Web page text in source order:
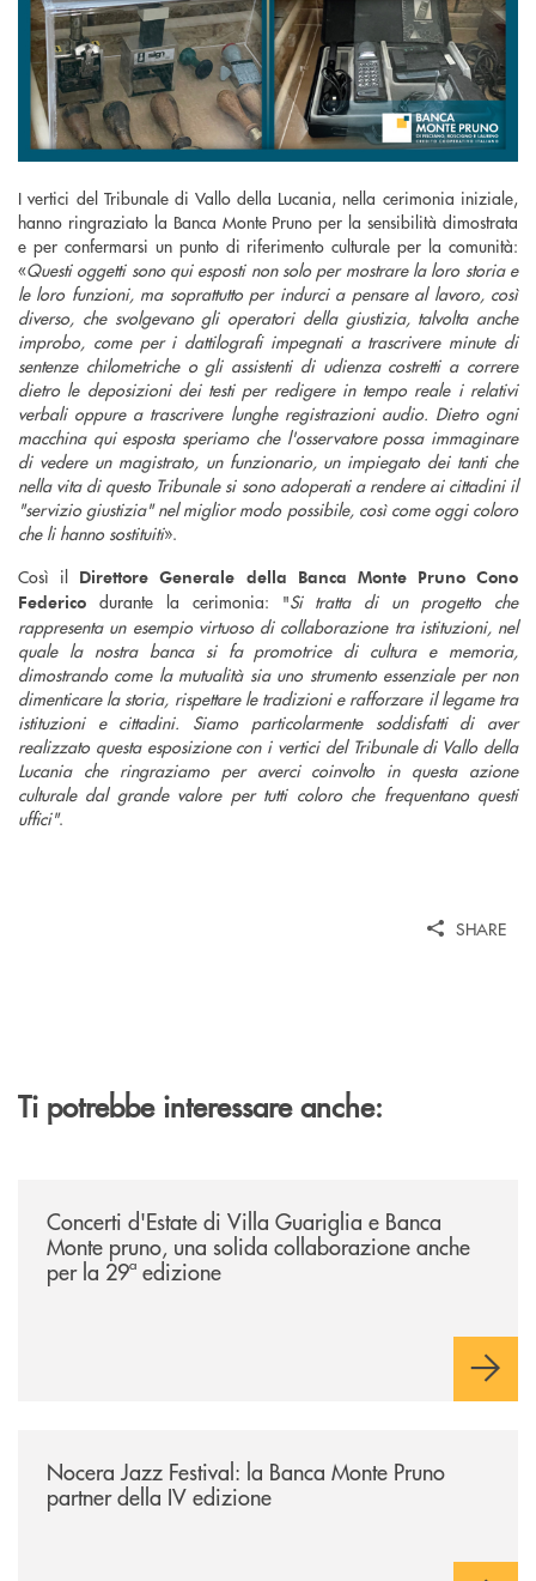
I vertici del Tribunale di Vallo della Lucania, nella cerimonia iniziale,
hanno ringraziato la Banca Monte Pruno per la sensibilità dimostrata
e per confermarsi un punto di riferimento culturale per la comunità:
«Questi oggetti sono qui esposti non solo per mostrare la loro storia e
le loro funzioni, ma soprattutto per indurci a pensare al lavoro, così
diverso, che svolgevano gli operatori della giustizia, talvolta anche
improbo, come per i dattilografi impegnati a trascrivere minute di
sentenze chilometriche o gli assistenti di udienza costretti a correre
dietro le deposizioni dei testi per redigere in tempo reale i relativi
verbali oppure a trascrivere lunghe registrazioni audio. Dietro ogni
macchina qui esposta speriamo che l'osservatore possa immaginare
di vedere un magistrato, un funzionario, un impiegato dei tanti che
nella vita di questo Tribunale si sono adoperati a rendere ai cittadini il
"servizio giustizia" nel miglior modo possibile, così come oggi coloro
che li hanno sostituiti».
Così il Direttore Generale della Banca Monte Pruno Cono
Federico durante la cerimonia: "Si tratta di un progetto che
rappresenta un esempio virtuoso di collaborazione tra istituzioni, nel
quale la nostra banca si fa promotrice di cultura e memoria,
dimostrando come la mutualità sia uno strumento essenziale per non
dimenticare la storia, rispettare le tradizioni e rafforzare il legame tra
istituzioni e cittadini. Siamo particolarmente soddisfatti di aver
realizzato questa esposizione con i vertici del Tribunale di Vallo della
Lucania che ringraziamo per averci coinvolto in questa azione
culturale dal grande valore per tutti coloro che frequentano questi
uffici".
SHARE
Ti potrebbe interessare anche:
Concerti d'Estate di Villa Guariglia e Banca
Monte pruno, una solida collaborazione anche
per la 29ª edizione
Nocera Jazz Festival: la Banca Monte Pruno
partner della IV edizione